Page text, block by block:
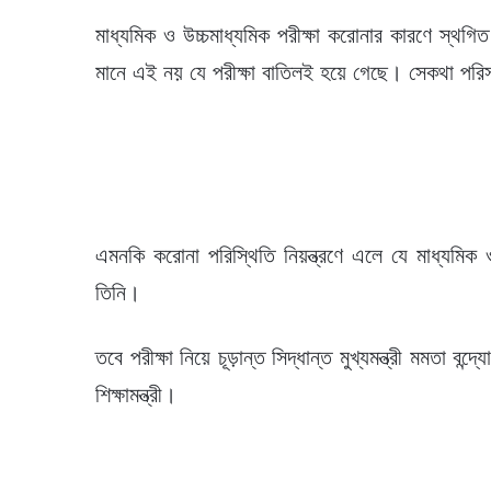
মাধ্যমিক ও উচ্চমাধ্যমিক পরীক্ষা করোনার কারণে
মানে এই নয় যে পরীক্ষা বাতিলই হয়ে গেছে। সেকথা
এমনকি করোনা পরিস্থিতি নিয়ন্ত্রণে এলে যে মাধ্যমিক
তিনি।
তবে পরীক্ষা নিয়ে চূড়ান্ত সিদ্ধান্ত মুখ্যমন্ত্রী মমতা
শিক্ষামন্ত্রী।